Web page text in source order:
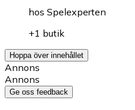
hos Spelexperten
+1 butik
Hoppa över innehållet
Annons
Annons
Ge oss feedback